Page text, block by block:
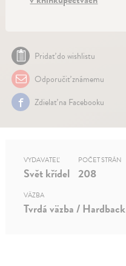
Pridať do wishlistu
Odporučiť známemu
Zdielať na Facebooku
VYDAVATEĽ
Svět křídel
POČET STRÁN
208
VÄZBA
Tvrdá väzba / Hardback